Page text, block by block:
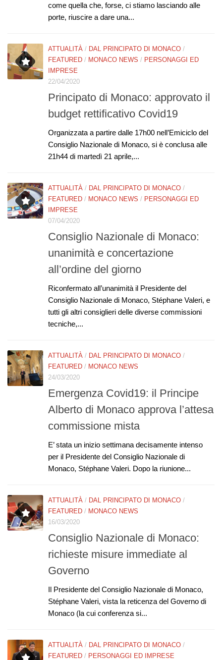
come quella che, forse, ci stiamo lasciando alle
porte, riuscire a dare una...
ATTUALITÀ / DAL PRINCIPATO DI MONACO /
FEATURED / MONACO NEWS / PERSONAGGI ED
IMPRESE
22/04/2020
Principato di Monaco: approvato il
budget rettificativo Covid19
Organizzata a partire dalle 17h00 nell’Emiciclo del
Consiglio Nazionale di Monaco, si è conclusa alle
21h44 di martedì 21 aprile,...
ATTUALITÀ / DAL PRINCIPATO DI MONACO /
FEATURED / MONACO NEWS / PERSONAGGI ED
IMPRESE
07/04/2020
Consiglio Nazionale di Monaco:
unanimità e concertazione
all’ordine del giorno
Riconfermato all’unanimità il Presidente del
Consiglio Nazionale di Monaco, Stéphane Valeri, e
tutti gli altri consiglieri delle diverse commissioni
tecniche,...
ATTUALITÀ / DAL PRINCIPATO DI MONACO /
FEATURED / MONACO NEWS
24/03/2020
Emergenza Covid19: il Principe
Alberto di Monaco approva l’attesa
commissione mista
E’ stata un inizio settimana decisamente intenso
per il Presidente del Consiglio Nazionale di
Monaco, Stéphane Valeri. Dopo la riunione...
ATTUALITÀ / DAL PRINCIPATO DI MONACO /
FEATURED / MONACO NEWS
16/03/2020
Consiglio Nazionale di Monaco:
richieste misure immediate al
Governo
Il Presidente del Consiglio Nazionale di Monaco,
Stéphane Valeri, vista la reticenza del Governo di
Monaco (la cui conferenza si...
ATTUALITÀ / DAL PRINCIPATO DI MONACO /
FEATURED / PERSONAGGI ED IMPRESE